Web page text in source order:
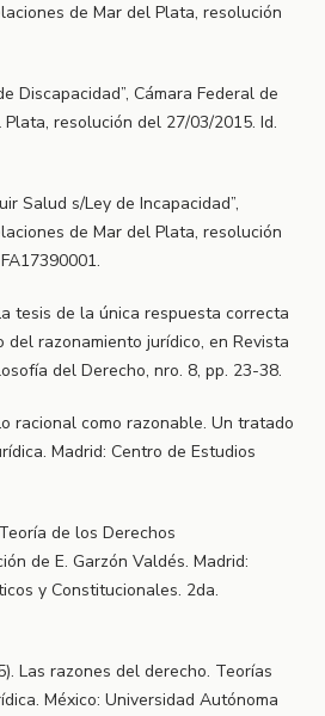
de Mar del Plata, resolución
Discapacidad”, Cámara Federal de
resolución del 27/03/2015. Id.
Salud s/Ley de Incapacidad”,
de Mar del Plata, resolución
tesis de la única respuesta correcta
razonamiento jurídico, en Revista
del Derecho, nro. 8, pp. 23-38.
racional como razonable. Un tratado
Madrid: Centro de Estudios
de los Derechos
de E. Garzón Valdés. Madrid:
y Constitucionales. 2da.
Las razones del derecho. Teorías
México: Universidad Autónoma